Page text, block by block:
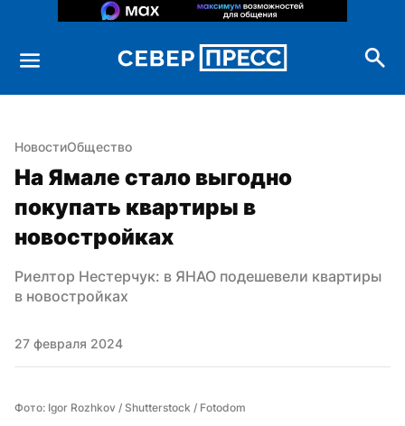
НовостиОбщество
На Ямале стало выгодно
покупать квартиры в
новостройках
Риелтор Нестерчук: в ЯНАО подешевели квартиры
в новостройках
27 февраля 2024
Фото: Igor Rozhkov / Shutterstock / Fotodom